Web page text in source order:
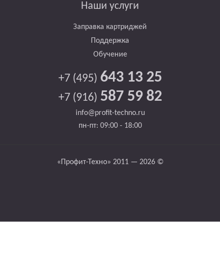
Наши услуги
Заправка картриджей
Поддержка
Обучение
+7 (495) 643 13 25
+7 (916) 587 59 82
info@profit-techno.ru
пн-пт: 09:00 - 18:00
«Профит-Техно» 2011 — 2026 ©